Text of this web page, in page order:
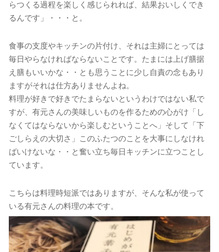
らつくる過程を楽しく感じられれば、結果おいしくでき
るんです」・・・と。
食事の支度やキッチンの片付け、それは主婦にとっては
毎日やらなければならないことです。たまには上げ膳据
え膳もいいかな・・とも思うことに少し自責の念もあり
ますがそれは仕方ありませんよね。
料理が好きで好きでたまらないというわけではない私で
すが、有元さんの美味しいものを作るための心がけ「し
なくてはならないから楽しむということへ」そして「下
ごしらえの大切さ」このふたつのことを大事にしなけれ
ばいけないな・・と奮い立ち毎日キッチンに立つことし
ています。
こちらは料理時短派ではありますが、そんな私が使って
いる有元さんの料理の本です。